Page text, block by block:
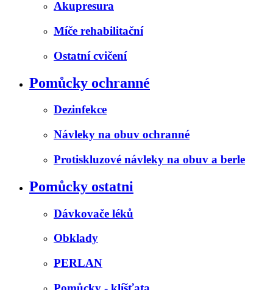
Akupresura
Míče rehabilitační
Ostatní cvičení
Pomůcky ochranné
Dezinfekce
Návleky na obuv ochranné
Protiskluzové návleky na obuv a berle
Pomůcky ostatni
Dávkovače léků
Obklady
PERLAN